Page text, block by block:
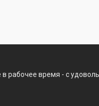
рабочее время - с